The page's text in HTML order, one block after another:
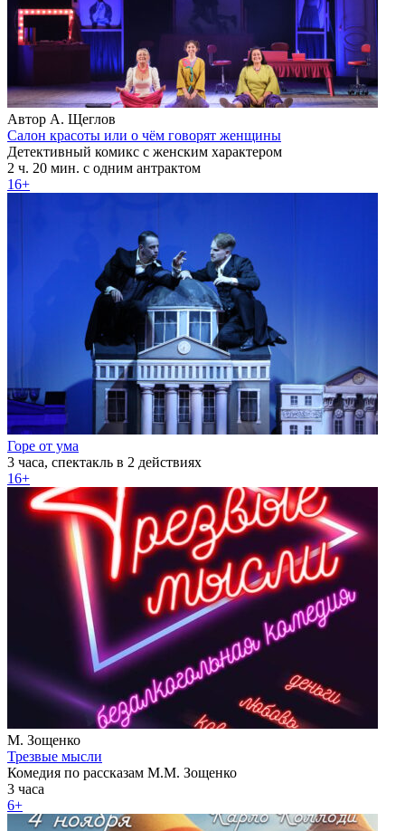
Автор А. Щеглов
Салон красоты или о чём говорят женщины
Детективный комикс с женским характером
2 ч. 20 мин. с одним антрактом
16+
Горе от ума
3 часа, спектакль в 2 действиях
16+
М. Зощенко
Трезвые мысли
Комедия по рассказам М.М. Зощенко
3 часа
6+